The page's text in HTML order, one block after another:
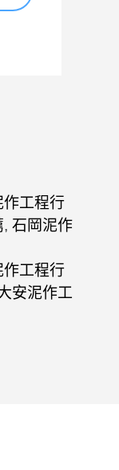
作工程行
, 石岡泥作
作工程行
安泥作工